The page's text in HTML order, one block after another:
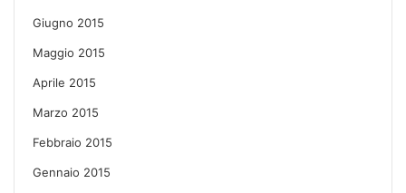
Giugno 2015
Maggio 2015
Aprile 2015
Marzo 2015
Febbraio 2015
Gennaio 2015